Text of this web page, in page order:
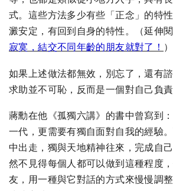
式。這些方法多少有些「正念」的特
澱安定，有回到自身的特性。（延伸
寂寞，結交不同年齡的朋友就對了！ ）
如果上述做法都無效，別忘了，還有
求助並不可恥，反而是一個對自己負責
蔣勳在他《孤獨六講》的書中曾寫到
一代，更需要有獨自面對自我的經驗
中出走，獨與天地精神往來，完成自
然不見得每個人都可以做到這種程度
友，用一種與它對話的方式來慢慢調